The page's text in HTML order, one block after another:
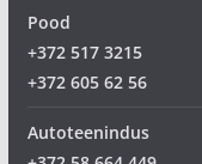
Pood
+372 517 3215
+372 605 62 56
Autoteenindus